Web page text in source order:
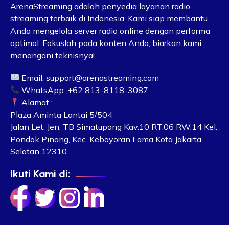
ArenaStreaming adalah penyedia layanan radio
streaming terbaik di Indonesia. Kami siap membantu
Anda mengelola server radio online dengan performa
optimal. Fokuslah pada konten Anda, biarkan kami
menangani teknisnya!
Email:support@arenastreaming.com
WhatsApp: +62 813-8118-3087
Alamat :
Plaza Aminta Lantai 5/504
Jalan Let. Jen. TB Simatupang Kav.10 RT.06 RW.14 Kel.
Pondok Pinang, Kec. Kebayoran Lama Kota Jakarta
Selatan 12310
Ikuti Kami di: